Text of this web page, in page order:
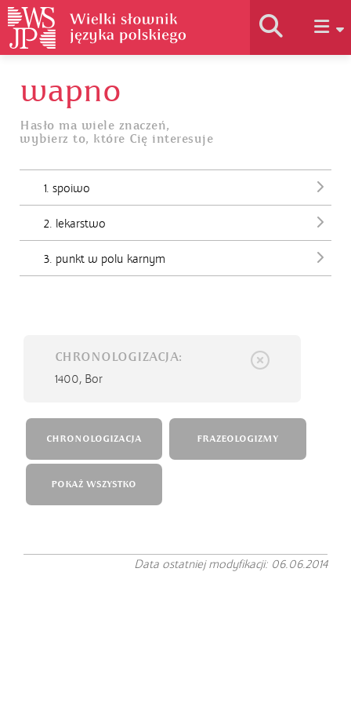
Jak korzystać
wapno
Hasło ma wiele znaczeń,
wybierz to, które Cię interesuje
1. spoiwo
2. lekarstwo
3. punkt w polu karnym
CHRONOLOGIZACJA:
1400, Bor
CHRONOLOGIZACJA FRAZEOLOGIZMY
POKAŻ WSZYSTKO
Data ostatniej modyfikacji: 06.06.2014